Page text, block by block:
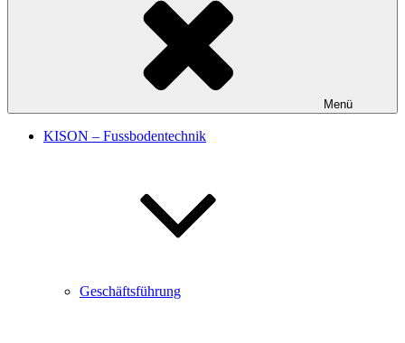
Menü
KISON – Fussbodentechnik
Geschäftsführung